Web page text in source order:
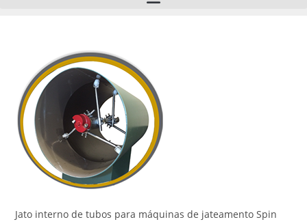
Jato interno de tubos para máquinas de jateamento Spin